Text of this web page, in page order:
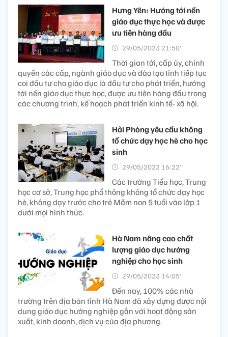
Hưng Yên: Hướng tới nền
giáo dục thực học và được
ưu tiên hàng đầu
29/05/2023 21:50’
Thời gian tới, cấp ủy, chính
quyền các cấp, ngành giáo dục và đào tạo tỉnh tiếp tục
coi đầu tư cho giáo dục là đầu tư cho phát triển, hướng
tới nền giáo dục thực học, được ưu tiên hàng đầu trong
các chương trình, kế hoạch phát triển kinh tế- xã hội.
Hải Phòng yêu cầu không
tổ chức dạy học hè cho học
sinh
29/05/2023 16:22’
Các trường Tiểu học, Trung
học cơ sở, Trung học phổ thông không tổ chức dạy học
hè, không dạy trước cho trẻ Mầm non 5 tuổi vào lớp 1
dưới mọi hình thức.
Hà Nam nâng cao chất
lượng giáo dục hướng
nghiệp cho học sinh
29/05/2023 14:05’
Đến nay, 100% các nhà
trường trên địa bàn tỉnh Hà Nam đã xây dựng được nội
dung giáo dục hướng nghiệp gắn với hoạt động sản
xuất, kinh doanh, dịch vụ của địa phương.